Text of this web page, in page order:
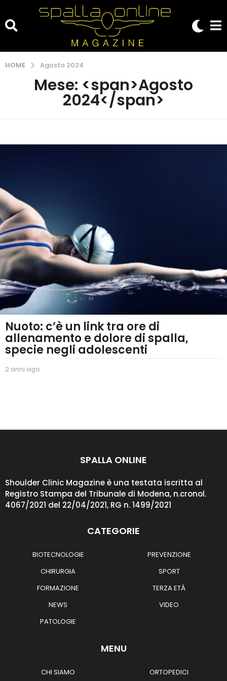
HOME Agosto 2024
Mese: <span>Agosto
2024</span>
Nuoto: c’è un link tra ore di
allenamento e dolore di spalla,
specie negli adolescenti
2 anni ago
SPALLA ONLINE
Shoulder Clinic Magazine è una testata iscritta al
Registro Stampa del Tribunale di Modena, n.cronol.
4067/2021 del 22/04/2021, RG n. 1499/2021
CATEGORIE
BIOTECNOLOGIE
CHIRURGIA
FORMAZIONE
NEWS
PATOLOGIE
PREVENZIONE
SPORT
TERZA ETÀ
VIDEO
MENU
CHI SIAMO ORTOPEDICI